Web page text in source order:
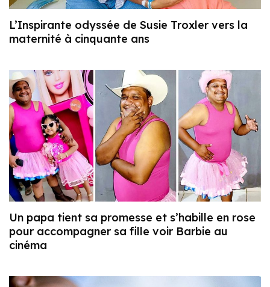
L’Inspirante odyssée de Susie Troxler vers la
maternité à cinquante ans
Un papa tient sa promesse et s’habille en rose
pour accompagner sa fille voir Barbie au
cinéma